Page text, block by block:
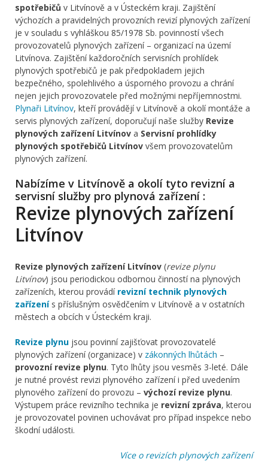
spotřebičů v Litvínově a v Ústeckém kraji. Zajištění
výchozích a pravidelných provozních revizí plynových zařízení
je v souladu s vyhláškou 85/1978 Sb. povinností všech
provozovatelů plynových zařízení – organizací na území
Litvínova. Zajištění každoročních servisních prohlídek
plynových spotřebičů je pak předpokladem jejich
bezpečného, spolehlivého a úsporného provozu a chrání
nejen jejich provozovatele před možnými nepříjemnostmi.
Plynaři Litvínov, kteří provádějí v Litvínově a okolí montáže a
servis plynových zařízení, doporučují naše služby Revize
plynových zařízení Litvínov a Servisní prohlídky
plynových spotřebičů Litvínov všem provozovatelům
plynových zařízení.
Nabízíme v Litvínově a okolí tyto revizní a
servisní služby pro plynová zařízení :
Revize plynových zařízení
Litvínov
Revize plynových zařízení Litvínov (revize plynu
Litvínov) jsou periodickou odbornou činností na plynových
zařízeních, kterou provádí revizní technik plynových
zařízenís příslušným osvědčením v Litvínově a v ostatních
městech a obcích v Ústeckém kraji.
Revize plynu jsou povinní zajišťovat provozovatelé
plynových zařízení (organizace) v zákonných lhůtách –
provozní revize plynu. Tyto lhůty jsou vesměs 3-leté. Dále
je nutné provést revizi plynového zařízení i před uvedením
plynového zařízení do provozu – výchozí revize plynu.
Výstupem práce revizního technika je revizní zpráva, kterou
je provozovatel povinen uchovávat pro případ inspekce nebo
škodní události.
Více o revizích plynových zařízení